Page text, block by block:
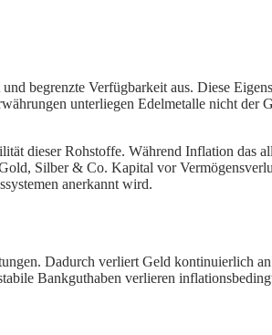
begrenzte Verfügbarkeit aus. Diese
unterliegen Edelmetalle nicht der
dieser Rohstoffe. Während Inflation das
Silber & Co. Kapital vor
anerkannt wird.
Dadurch verliert Geld kontinuierlich
Bankguthaben verlieren